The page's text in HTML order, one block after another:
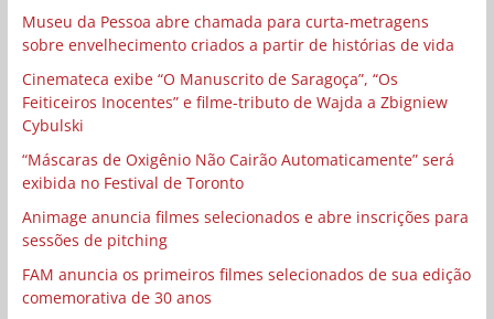
Museu da Pessoa abre chamada para curta-metragens
sobre envelhecimento criados a partir de histórias de vida
Cinemateca exibe “O Manuscrito de Saragoça”, “Os
Feiticeiros Inocentes” e filme-tributo de Wajda a Zbigniew
Cybulski
“Máscaras de Oxigênio Não Cairão Automaticamente” será
exibida no Festival de Toronto
Animage anuncia filmes selecionados e abre inscrições para
sessões de pitching
FAM anuncia os primeiros filmes selecionados de sua edição
comemorativa de 30 anos